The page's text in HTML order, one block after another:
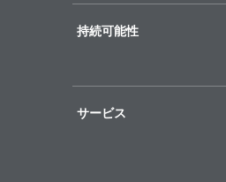
持続可能性
サービス